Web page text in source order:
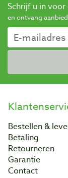
Schrijf u in
en ontvang
Bestellen &
Betaling
Retourneren
Garantie
Contact